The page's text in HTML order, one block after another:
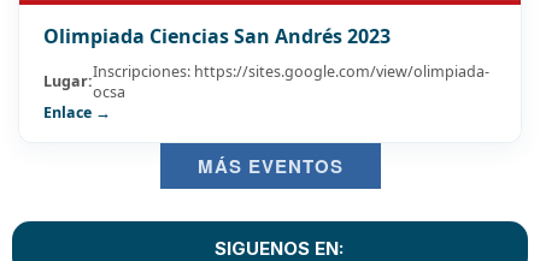
Olimpiada Ciencias San Andrés 2023
Lugar:Inscripciones: https://sites.google.com/view/olimpiada-
ocsa
Enlace →
MÁS EVENTOS
SIGUENOS EN: